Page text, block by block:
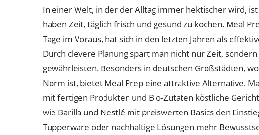
In einer Welt, in der der Alltag immer hektischer wird,
haben Zeit, täglich frisch und gesund zu kochen. Meal
Tage im Voraus, hat sich in den letzten Jahren als
Durch clevere Planung spart man nicht nur Zeit,
gewährleisten. Besonders in deutschen Großstädten,
Norm ist, bietet Meal Prep eine attraktive Alternative.
mit fertigen Produkten und Bio-Zutaten köstliche
wie Barilla und Nestlé mit preiswerten Basics den
Tupperware oder nachhaltige Lösungen mehr